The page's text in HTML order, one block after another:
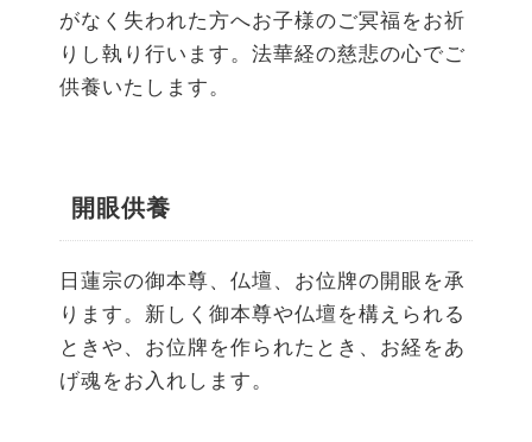
がなく失われた方へお子様のご冥福をお祈
りし執り行います。法華経の慈悲の心でご
供養いたします。
開眼供養
日蓮宗の御本尊、仏壇、お位牌の開眼を承
ります。新しく御本尊や仏壇を構えられる
ときや、お位牌を作られたとき、お経をあ
げ魂をお入れします。